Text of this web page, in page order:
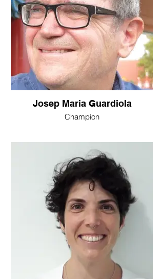
Josep Maria Guardiola
Champion